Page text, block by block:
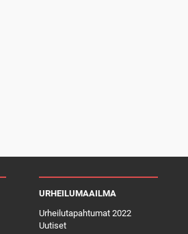
URHEILUMAAILMA
Urheilutapahtumat 2022
Uutiset